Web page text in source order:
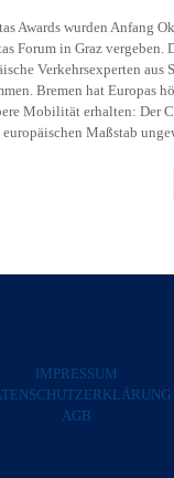
Awards wurden Anfang
Forum in Graz vergeben.
Verkehrsexperten aus
Bremen hat Europas
Mobilität erhalten: Der
Maßstab
IMPRESSUM
AGB